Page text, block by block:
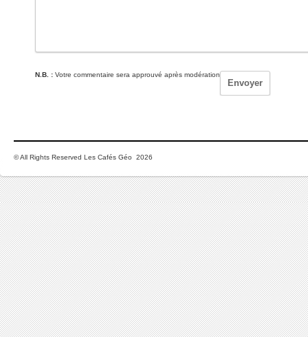
N.B. : Votre commentaire sera approuvé après modération
© All Rights Reserved Les Cafés Géo 2026